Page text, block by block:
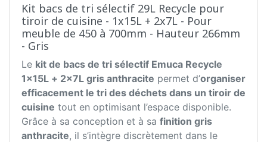
Kit bacs de tri sélectif 29L Recycle pour
tiroir de cuisine - 1x15L + 2x7L - Pour
meuble de 450 à 700mm - Hauteur 266mm
- Gris
Le kit de bacs de tri sélectif Emuca Recycle
1x15L + 2x7L gris anthracite permet d’organiser
efficacement le tri des déchets dans un tiroir de
cuisine tout en optimisant l’espace disponible.
Grâce à sa conception et à sa finition gris
anthracite, il s’intègre discrètement dans le